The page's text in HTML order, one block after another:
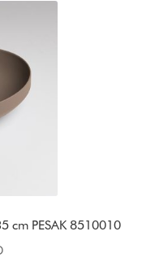
cm PESAK 8510010